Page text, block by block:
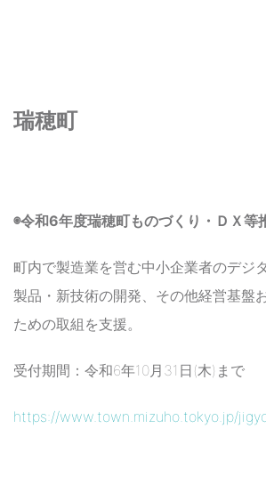
瑞穂町
◉令和6年度瑞穂町ものづくり・ＤＸ
町内で製造業を営む中小企業者のデジ
製品・新技術の開発、その他経営基盤
ための取組を支援。
受付期間：令和6年10月31日(木)まで
https://www.town.mizuho.tokyo.jp/